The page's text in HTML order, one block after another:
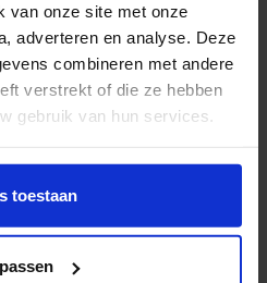
van onze site met onze
adverteren en analyse. Deze
combineren met andere
verstrekt of die ze hebben
gebruik van hun services.
aanpassen, bekijk dan
en-
toestaan
in 2050 volledig circulair
deze doelstelling behaald
creatieve
‘We moeten nu actie
de komende tijd een
ontwikkelen.
met het ontwerp van een
gebruikte